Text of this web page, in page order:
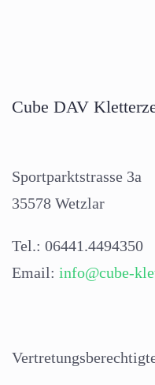
Cube DAV
Sportparktstrasse 3a
35578 Wetzlar
Tel.: 06441.4494350
Email: info@cube-